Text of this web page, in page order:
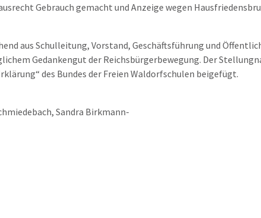
Gebrauch gemacht und Anzeige wegen
aus Schulleitung, Vorstand, Geschäftsführung und
Gedankengut der Reichsbürgerbewegung. Der
des Bundes der Freien Waldorfschulen beigefügt.
Sandra Birkmann-